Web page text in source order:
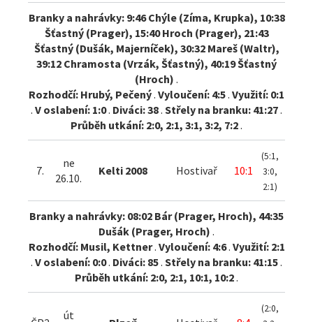
Branky a nahrávky: 9:46 Chýle (Zíma, Krupka), 10:38
Šťastný (Prager), 15:40 Hroch (Prager), 21:43
Šťastný (Dušák, Majerníček), 30:32 Mareš (Waltr),
39:12 Chramosta (Vrzák, Šťastný), 40:19 Šťastný
(Hroch) .
Rozhodčí: Hrubý, Pečený. Vyloučení: 4:5. Využití: 0:1
. V oslabení: 1:0. Diváci: 38. Střely na branku: 41:27.
Průběh utkání: 2:0, 2:1, 3:1, 3:2, 7:2.
7.
ne
26.10.
Kelti 2008 Hostivař 10:1
(5:1,
3:0,
2:1)
Branky a nahrávky: 08:02 Bár (Prager, Hroch), 44:35
Dušák (Prager, Hroch) .
Rozhodčí: Musil, Kettner. Vyloučení: 4:6. Využití: 2:1
. V oslabení: 0:0. Diváci: 85. Střely na branku: 41:15.
Průběh utkání: 2:0, 2:1, 10:1, 10:2.
út
(2:0,